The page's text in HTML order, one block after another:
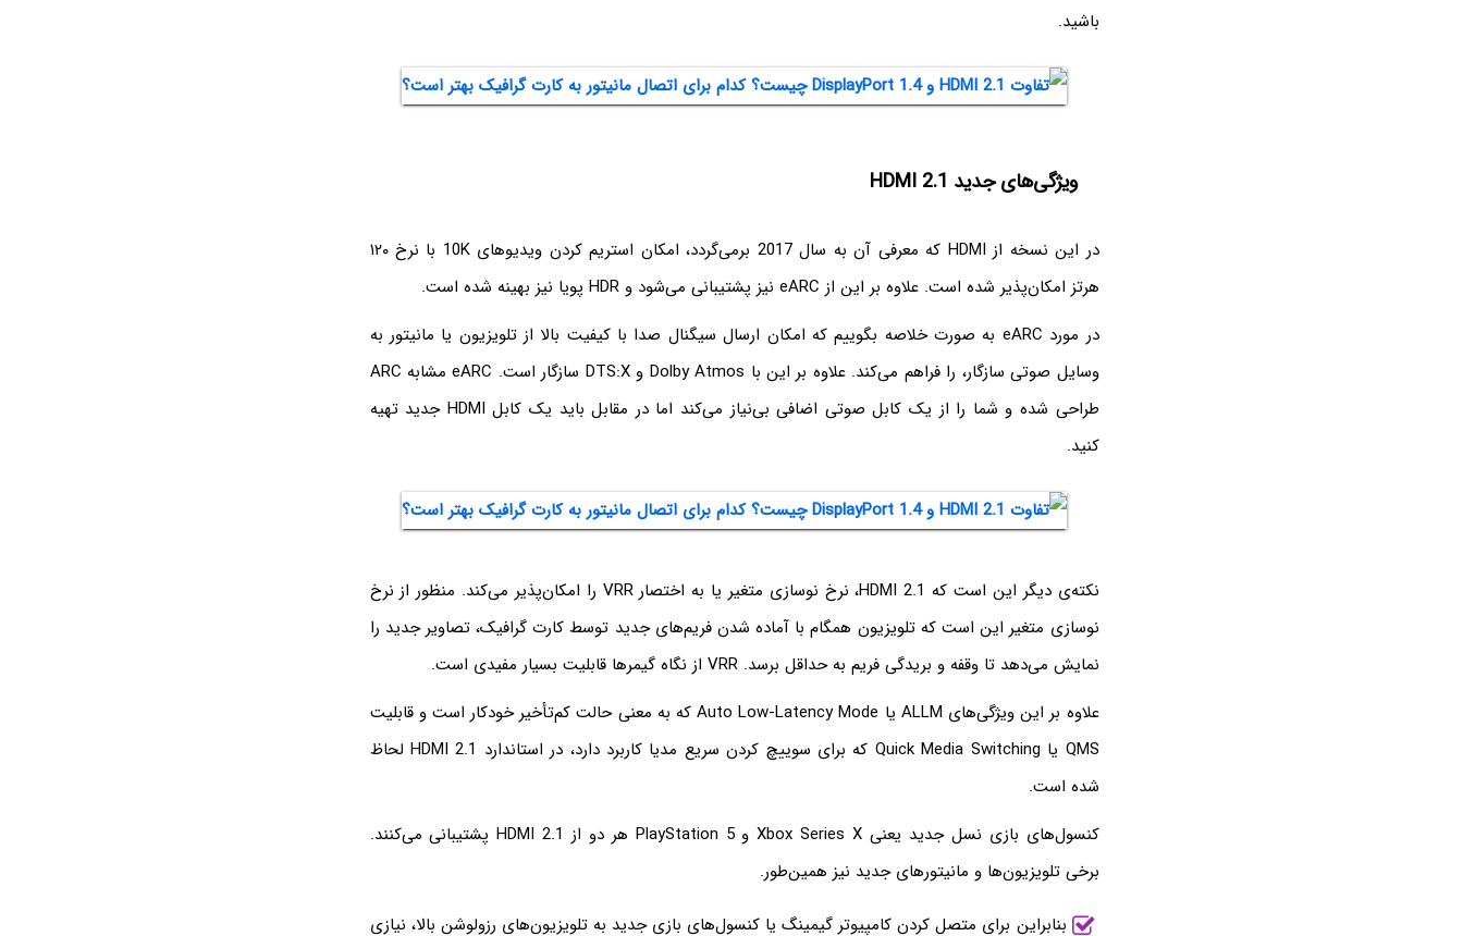
باشید.
ویژگی‌های جدید HDMI 2.1
در این نسخه از HDMI که معرفی آن به سال 2017 برمی‌گردد، امکان استریم کردن ویدیوهای 10K با نرخ ۱۲۰
هرتز امکان‌پذیر شده است. علاوه بر این از eARC نیز پشتیبانی می‌شود و HDR پویا نیز بهینه شده است.
در مورد eARC به صورت خلاصه بگوییم که امکان ارسال سیگنال صدا با کیفیت بالا از تلویزیون یا مانیتور به
وسایل صوتی سازگار، را فراهم می‌کند. علاوه بر این با Dolby Atmos و DTS:X سازگار است. eARC مشابه ARC
طراحی شده و شما را از یک کابل صوتی اضافی بی‌نیاز می‌کند اما در مقابل باید یک کابل HDMI جدید تهیه
کنید.
نکته‌ی دیگر این است که HDMI 2.1، نرخ نوسازی متغیر یا به اختصار VRR را امکان‌پذیر می‌کند. منظور از نرخ
نوسازی متغیر این است که تلویزیون همگام با آماده شدن فریم‌های جدید توسط کارت گرافیک، تصاویر جدید را
نمایش می‌دهد تا وقفه و بریدگی فریم به حداقل برسد. VRR از نگاه گیمرها قابلیت بسیار مفیدی است.
علاوه بر این ویژگی‌های ALLM یا Auto Low-Latency Mode که به معنی حالت کم‌تأخیر خودکار است و قابلیت
QMS یا Quick Media Switching که برای سوییچ کردن سریع مدیا کاربرد دارد، در استاندارد HDMI 2.1 لحاظ
شده است.
کنسول‌های بازی نسل جدید یعنی Xbox Series X و PlayStation 5 هر دو از HDMI 2.1 پشتیبانی می‌کنند.
برخی تلویزیون‌ها و مانیتورهای جدید نیز همین‌طور.
بنابراین برای متصل کردن کامپیوتر گیمینگ یا کنسول‌های بازی جدید به تلویزیون‌های رزولوشن بالا، نیازی